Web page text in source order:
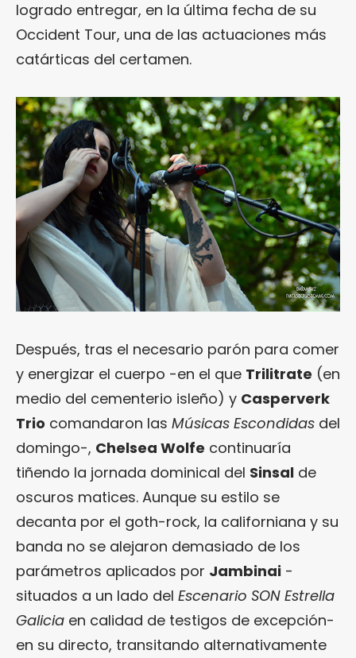
logrado entregar, en la última fecha de su
Occident Tour, una de las actuaciones más
catárticas del certamen.
Después, tras el necesario parón para comer
y energizar el cuerpo -en el que Trilitrate (en
medio del cementerio isleño) y Casperverk
Trio comandaron las Músicas Escondidas del
domingo-, Chelsea Wolfe continuaría
tiñendo la jornada dominical del Sinsal de
oscuros matices. Aunque su estilo se
decanta por el goth-rock, la californiana y su
banda no se alejaron demasiado de los
parámetros aplicados por Jambinai -
situados a un lado del Escenario SON Estrella
Galicia en calidad de testigos de excepción-
en su directo, transitando alternativamente